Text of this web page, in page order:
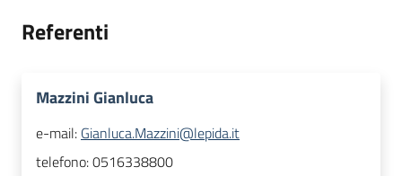
Referenti
Mazzini Gianluca
e-mail: Gianluca.Mazzini@lepida.it
telefono:0516338800